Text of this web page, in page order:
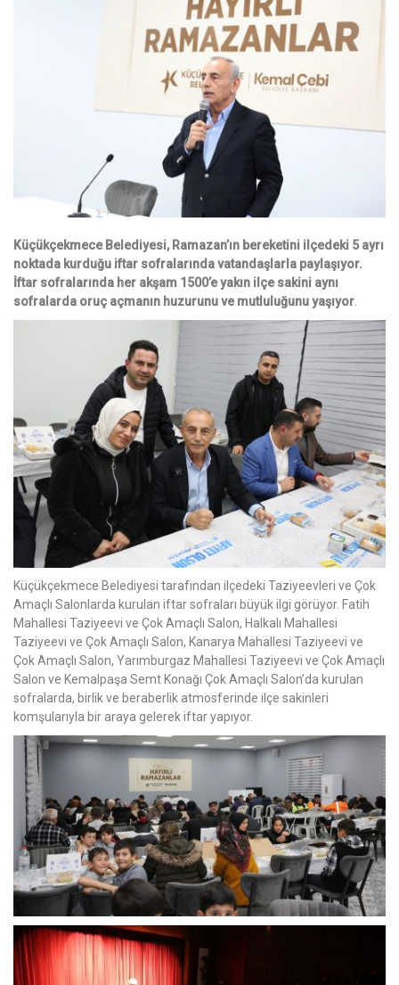
Küçükçekmece Belediyesi, Ramazan’ın bereketini ilçedeki 5 ayrı
noktada kurduğu iftar sofralarında vatandaşlarla paylaşıyor.
İftar sofralarında her akşam 1500’e yakın ilçe sakini aynı
sofralarda oruç açmanın huzurunu ve mutluluğunu yaşıyor
Küçükçekmece Belediyesi tarafından ilçedeki Taziyeevleri ve Çok
Amaçlı Salonlarda kurulan iftar sofraları büyük ilgi görüyor. Fatih
Mahallesi Taziyeevi ve Çok Amaçlı Salon, Halkalı Mahallesi
Taziyeevi ve Çok Amaçlı Salon, Kanarya Mahallesi Taziyeevi ve
Çok Amaçlı Salon, Yarımburgaz Mahallesi Taziyeevi ve Çok Amaçlı
Salon ve Kemalpaşa Semt Konağı Çok Amaçlı Salon’da kurulan
sofralarda, birlik ve beraberlik atmosferinde ilçe sakinleri
komşularıyla bir araya gelerek iftar yapıyor.